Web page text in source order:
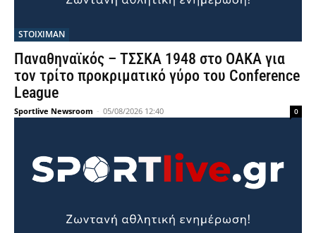
STOIXIMAN
Παναθηναϊκός – ΤΣΣΚΑ 1948 στο ΟΑΚΑ για
τον τρίτο προκριματικό γύρο του Conference
League
Sportlive Newsroom - 05/08/2026 12:40 0